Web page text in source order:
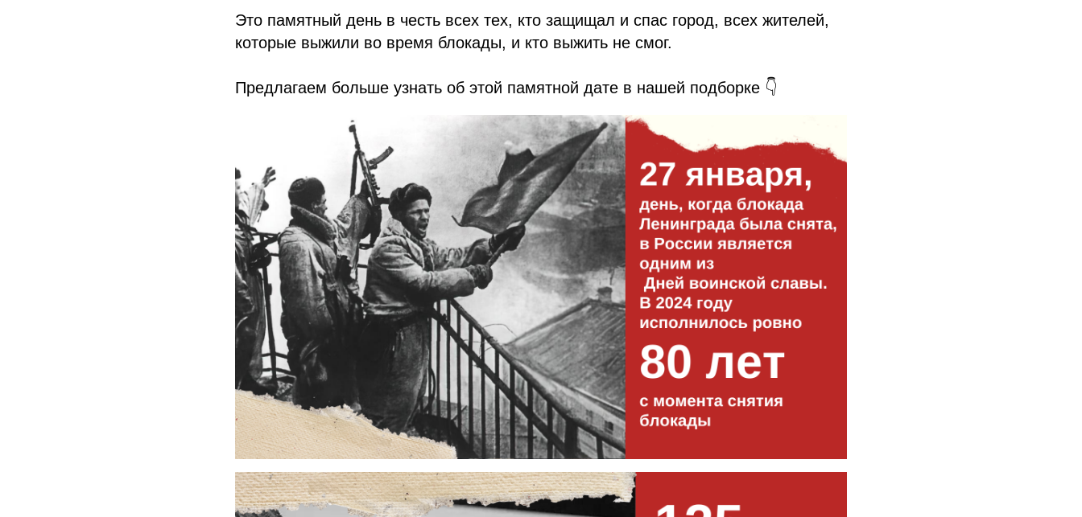
Это памятный день в честь всех тех, кто защищал и спас город, всех жителей,
которые выжили во время блокады, и кто выжить не смог.
Предлагаем больше узнать об этой памятной дате в нашей подборке 👇